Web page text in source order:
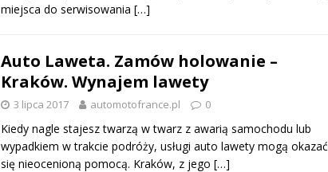
miejsca do serwisowania […]
Auto Laweta. Zamów holowanie –
Kraków. Wynajem lawety
3 lipca 2017 automotofrance.pl 0
Kiedy nagle stajesz twarzą w twarz z awarią samochodu lub
wypadkiem w trakcie podróży, usługi auto lawety mogą okazać
się nieocenioną pomocą. Kraków, z jego […]